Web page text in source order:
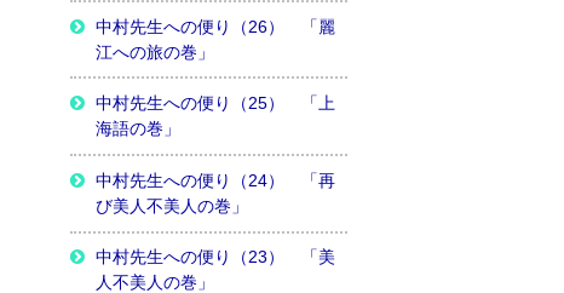
中村先生への便り（26） 「麗
江への旅の巻」
中村先生への便り（25） 「上
海語の巻」
中村先生への便り（24） 「再
び美人不美人の巻」
中村先生への便り（23） 「美
人不美人の巻」